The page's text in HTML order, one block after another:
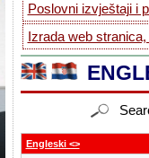
Poslovni izvještaji i
Izrada web
Engleski <>